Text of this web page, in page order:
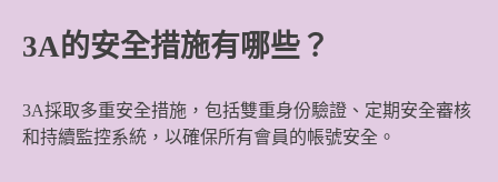
3A的安全措施有哪些？
3A採取多重安全措施，包括雙重身份驗證、定期安全審核
和持續監控系統，以確保所有會員的帳號安全。